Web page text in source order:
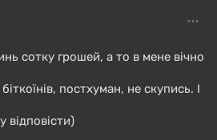
сотку грошей, а то в мене вічно
постхуман, не скупись. І